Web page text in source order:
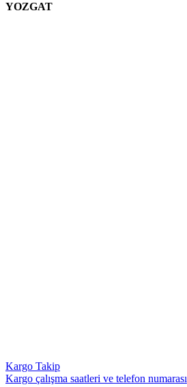
YOZGAT
Kargo Takip
Kargo çalışma saatleri ve telefon numarası